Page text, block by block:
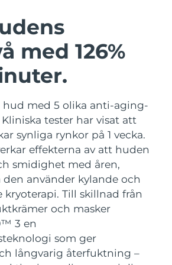
med 126%
med 5 olika anti-aging-
tester har visat att
synliga rynkor på 1 vecka.
effekterna av att huden
smidighet med åren,
använder kylande och
kryoterapi. Till skillnad från
och masker
3 en
som ger
långvarig återfuktning –
massage
4 Plus
LED heating
4 Men
anti-aging massage
Ansiktslyft
toning
2 go
toning on-the-go
2 eyes & lips
line smoothing device
3-paket
facial hydration
3 LED
infrared and red light therapy
Munvård
4
silicone sonic toothbrush
4 plus
hybrid silicone sonic toothbrush
BEHANDLING
LED-behandlingar
NEW
Förväntad leverans
Förväntad leverans
Förväntad leverans8/16/26
Förväntad leverans8/13/26
Förväntad leverans
Förväntad leverans8/10/26
Förväntad leverans8/14/26